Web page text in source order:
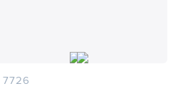
7726